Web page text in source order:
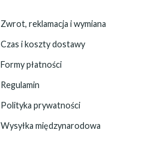
Zwrot, reklamacja i wymiana
Czas i koszty dostawy
Formy płatności
Regulamin
Polityka prywatności
Wysyłka międzynarodowa